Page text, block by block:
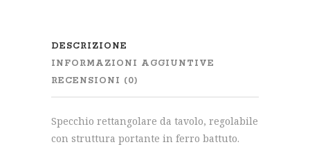
DESCRIZIONE
INFORMAZIONI AGGIUNTIVE
RECENSIONI (0)
Specchio rettangolare da tavolo, regolabile
con struttura portante in ferro battuto.